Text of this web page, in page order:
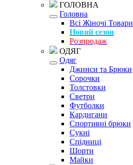
ГОЛОВНА
Головна
Всі Жіночі Товари
Новий сезон
Розпродаж
ОДЯГ
Одяг
Джинси та Брюки
Сорочки
Толстовки
Светри
Футболки
Кардигани
Спортивні брюки
Сукні
Спідниці
Шорти
Майки